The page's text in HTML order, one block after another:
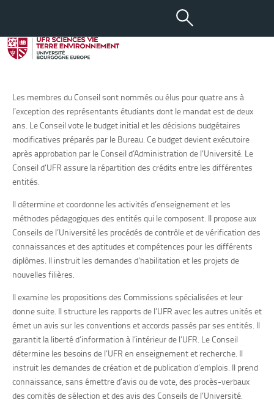
Le Conseil est composé d’enseignants-chercheurs, d’enseignants, de
chercheurs, d’étudiants, de membres du personnel administratif,
Les membres du Conseil sont nommés ou élus pour quatre ans à
l’exception des représentants étudiants dont le mandat est de deux
ans. Le Conseil vote le budget initial et les décisions budgétaires
modificatives préparés par le Bureau. Ce budget devient exécutoire
après approbation par le Conseil d’Administration de l’Université. Le
Conseil d’UFR assure la répartition des crédits entre les différentes
entités.
Il détermine et coordonne les activités d’enseignement et les
méthodes pédagogiques des entités qui le composent. Il propose aux
Conseils de l’Université les procédés de contrôle et de vérification des
connaissances et des aptitudes et compétences pour les différents
diplômes. Il instruit les demandes d’habilitation et les projets de
nouvelles filières.
Il examine les propositions des Commissions spécialisées et leur
donne suite. Il structure les rapports de l’UFR avec les autres unités et
émet un avis sur les conventions et accords passés par ses entités. Il
garantit la liberté d’information à l’intérieur de l’UFR. Le Conseil
détermine les besoins de l’UFR en enseignement et recherche. Il
instruit les demandes de création et de publication d’emplois. Il prend
connaissance, sans émettre d’avis ou de vote, des procès-verbaux
des comités de sélection et des avis des Conseils de l’Université.